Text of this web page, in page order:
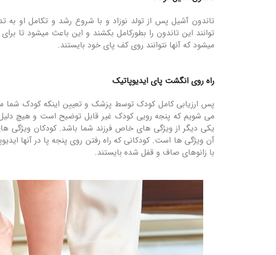
تاندون آشیل پس از تولد نوزاد و با شروع رشد و تکامل او به
توانند این تاندون را بطورکامل بکشند و این باعث میشود تا
میشود که آنها نتوانند روی کف پای خود بایستند.
راه روی انگشت پای ایدیوپاتیک
پس ارزیابی کامل کودک توسط پزشک و تعیین اینکه کودک شما
می شویم که پنجه رویی کودک غیر قابل توضیح است و هیچ
یکی دیگر از ویژگی های خاص فرزند شما باشد. کودکان ویژگی
آن ویژگی ها است. کودکانی که راه رفتن روی پنجه پا در آنها
با زانوهای صاف و قفل شده بایستند.